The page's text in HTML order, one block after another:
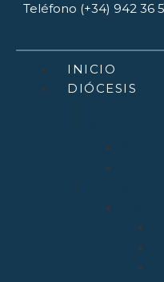
Teléfono (+34) 942 36
INICIO
DIÓCESIS